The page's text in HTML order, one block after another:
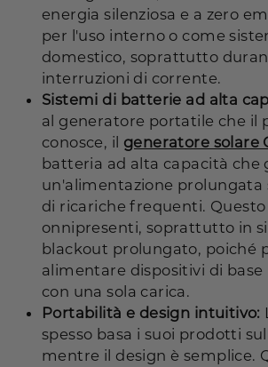
energia silenziosa e a zero
per l'uso interno o come
domestico, soprattutto
interruzioni di corrente.
Sistemi di batterie ad alta
al generatore portatile che il
conosce, il generatore solare
batteria ad alta capacità che
un'alimentazione prolungata
di ricariche frequenti.
onnipresenti, soprattutto in
blackout prolungato, poiché
alimentare dispositivi di
con una sola carica.
Portabilità e design intuitivo:
spesso basa i suoi prodotti
mentre il design è semplice.